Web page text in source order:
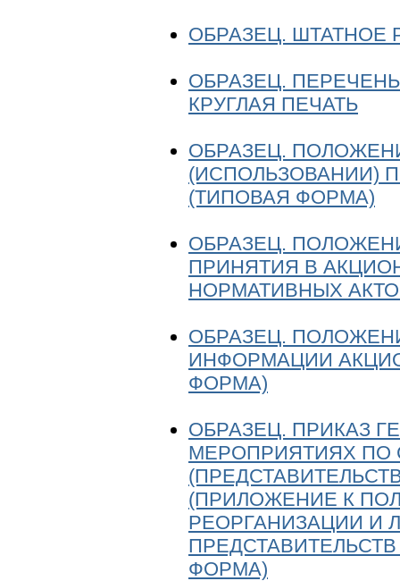
ОБРАЗЕЦ. ШТАТНОЕ
ОБРАЗЕЦ.
КРУГЛАЯ ПЕЧАТЬ
ОБРАЗЕЦ.
(ИСПОЛЬЗОВАНИИ)
(ТИПОВАЯ ФОРМА)
ОБРАЗЕЦ.
ПРИНЯТИЯ В
НОРМАТИВНЫХ
ОБРАЗЕЦ.
ИНФОРМАЦИИ
ФОРМА)
ОБРАЗЕЦ. ПРИКАЗ
МЕРОПРИЯТИЯХ ПО
(ПРИЛОЖЕНИЕ К
РЕОРГАНИЗАЦИИ И
ФОРМА)